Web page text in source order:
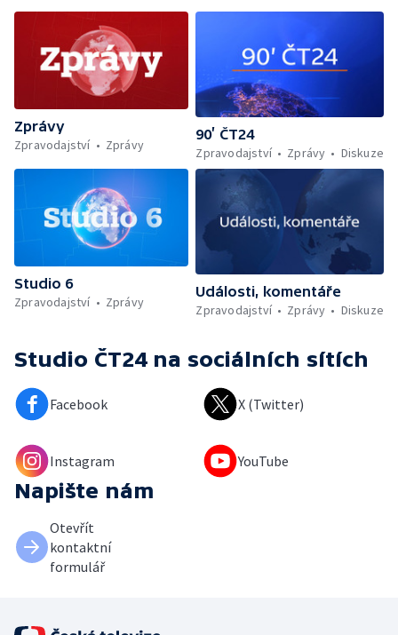
Zprávy
Zpravodajství
Zprávy
90’ ČT24
Zpravodajství
Zprávy Diskuze
Studio 6
Zpravodajství
Zprávy
Události, komentáře
Zpravodajství
Zprávy Diskuze
Studio ČT24 na sociálních sítích
Facebook X (Twitter)
Instagram YouTube
Napište nám
Otevřít
kontaktní
formulář